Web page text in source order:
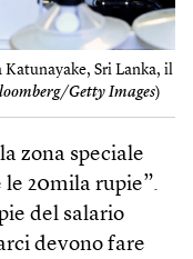
Sri Lanka, il
Getty Images)
zona speciale
le 20mila rupie”.
del salario
devono fare